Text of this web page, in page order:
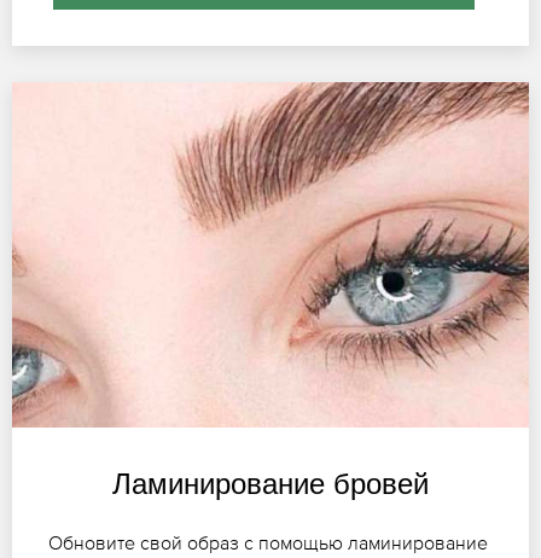
Ламинирование бровей
Обновите свой образ с помощью ламинирование